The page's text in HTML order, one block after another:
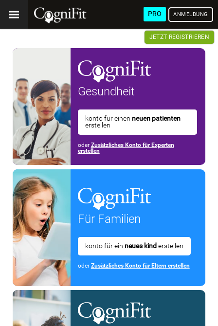
PRO ANMELDUNG
JETZT REGISTRIEREN
Gesundheit
konto für einen neuen patienten
erstellen
oder Zusätzliches Konto für Experten
erstellen
Für Familien
konto für ein neues kind erstellen
oder Zusätzliches Konto für Eltern erstellen